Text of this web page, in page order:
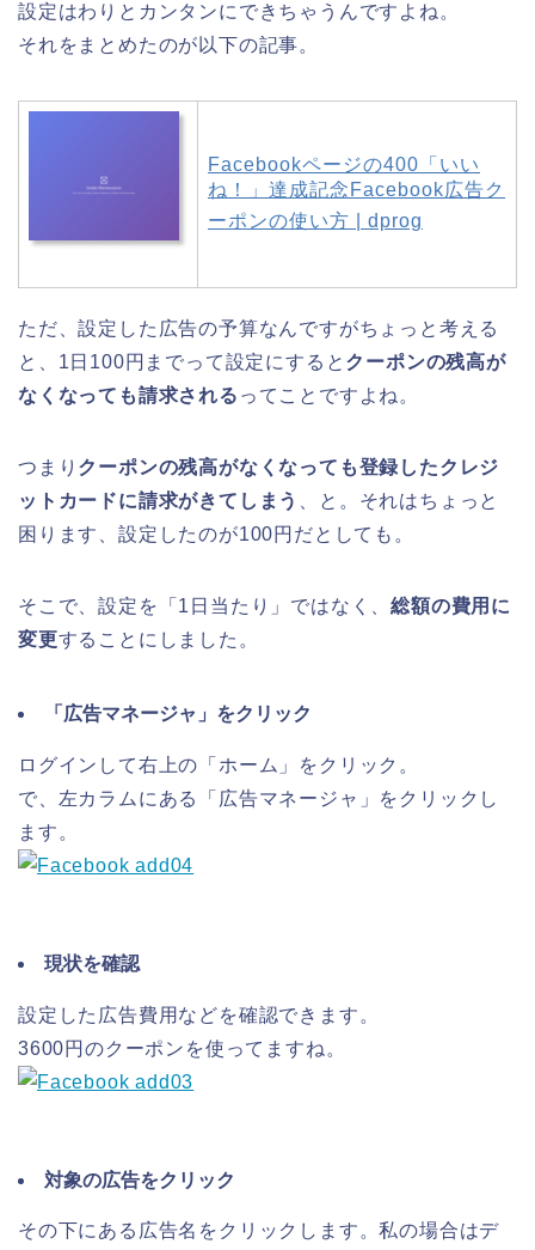
設定はわりとカンタンにできちゃうんですよね。
それをまとめたのが以下の記事。
Facebookページの400「いい
ね！」達成記念Facebook広告ク
ーポンの使い方 | dprog
ただ、設定した広告の予算なんですがちょっと考える
と、1日100円までって設定にすると クーポンの残高が
なくなっても請求される ってことですよね。
つまり クーポンの残高がなくなっても登録したクレジ
ットカードに請求がきてしまう
、と。それはちょっと
困ります、設定したのが100円だとしても。
そこで、設定を「1日当たり」ではなく、総額の費用に
変更することにしました。
「広告マネージャ」をクリック
ログインして右上の「ホーム」をクリック。
で、左カラムにある「広告マネージャ」をクリックし
ます。
現状を確認
設定した広告費用などを確認できます。
3600円のクーポンを使ってますね。
対象の広告をクリック
その下にある広告名をクリックします。私の場合はデ